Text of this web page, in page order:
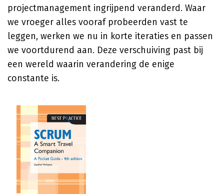
projectmanagement ingrijpend veranderd. Waar
we vroeger alles vooraf probeerden vast te
leggen, werken we nu in korte iteraties en passen
we voortdurend aan. Deze verschuiving past bij
een wereld waarin verandering de enige
constante is.